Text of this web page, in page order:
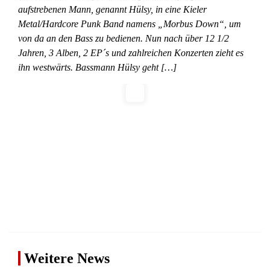
aufstrebenen Mann, genannt Hülsy, in eine Kieler
Metal/Hardcore Punk Band namens „Morbus Down“, um
von da an den Bass zu bedienen. Nun nach über 12 1/2
Jahren, 3 Alben, 2 EP´s und zahlreichen Konzerten zieht es
ihn westwärts. Bassmann Hülsy geht […]
Weitere News